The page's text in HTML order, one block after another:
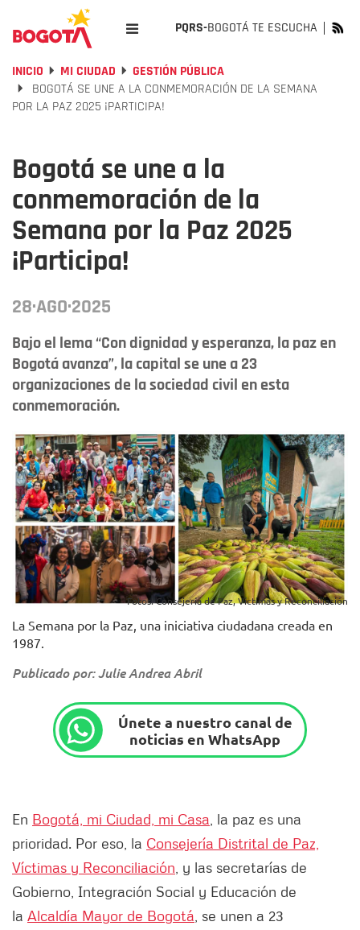
PQRS-BOGOTÁ TE ESCUCHA
INICIO MI CIUDAD
GESTIÓN PÚBLICA
BOGOTÁ SE UNE A LA CONMEMORACIÓN DE LA SEMANA
POR LA PAZ 2025 ¡PARTICIPA!
Bogotá se une a la
conmemoración de la
Semana por la Paz 2025
¡Participa!
28·AGO·2025
Bajo el lema “Con dignidad y esperanza, la paz en
Bogotá avanza”, la capital se une a 23
organizaciones de la sociedad civil en esta
conmemoración.
Fotos: Consejería de Paz, Víctimas y Reconciliación
La Semana por la Paz, una iniciativa ciudadana creada en
1987.
Publicado por: Julie Andrea Abril
Únete a nuestro canal de
noticias en WhatsApp
En Bogotá, mi Ciudad, mi Casa , la paz es una
prioridad. Por eso, la Consejería Distrital de Paz,
Víctimas y Reconciliación , y las secretarías de
Gobierno, Integración Social y Educación de
la Alcaldía Mayor de Bogotá , se unen a 23